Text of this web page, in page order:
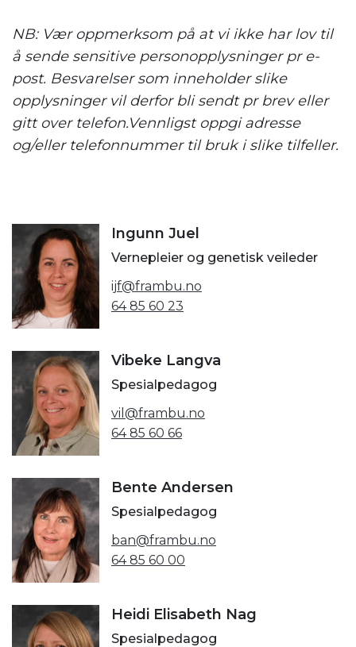
NB: Vær oppmerksom på at vi ikke har lov til
å sende sensitive personopplysninger pr e-
post. Besvarelser som inneholder slike
opplysninger vil derfor bli sendt pr brev eller
gitt over telefon.Vennligst oppgi adresse
og/eller telefonnummer til bruk i slike tilfeller.
Ingunn Juel
Vernepleier og genetisk veileder
ijf@frambu.no
64 85 60 23
Vibeke Langva
Spesialpedagog
vil@frambu.no
64 85 60 66
Bente Andersen
Spesialpedagog
ban@frambu.no
64 85 60 00
Heidi Elisabeth Nag
Spesialpedagog